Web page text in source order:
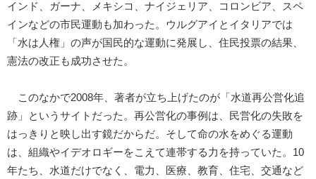
インド、ガーナ、メキシコ、ナイジェリア、コロンビア、スペ
インなどの市民運動も加わった。ウルグアイとイタリアでは
「水は人権」の声が国民的な運動に発展し、住民投票の結果、
憲法の改正も成功させた。
このなかで2008年、著者が立ち上げたのが「水道再公営化追
跡」というサイトだった。再公営化の事例は、民営化の失敗を
はっきりと映し出す鏡だからだ。そして命の水をめぐる運動
は、組織やイデオロギーをこえて連帯する力を持っていた。10
年たち、水道だけでなく、電力、医療、教育、住宅、交通など